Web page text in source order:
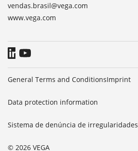
vendas.brasil@vega.com
www.vega.com
© 2026 VEGA
General Terms and ConditionsImprint
Data protection information
Sistema de denúncia de irregularidades